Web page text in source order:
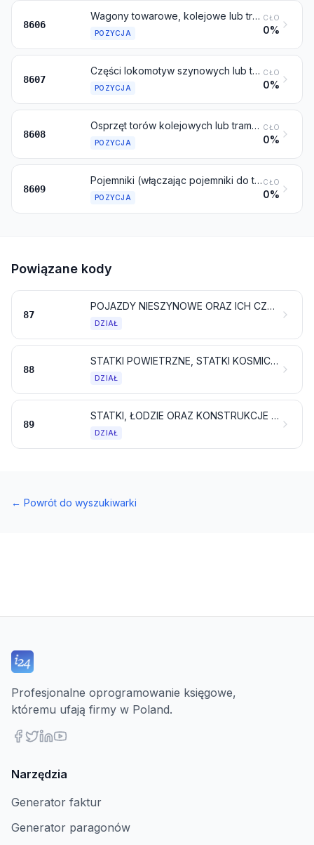
8606
Wagony towarowe, kolejowe lub tramwajowe, bez własnego napędu
POZYCJA
CŁO
0%
8607
Części lokomotyw szynowych lub taboru kolejowego
POZYCJA
CŁO
0%
8608
Osprzęt torów kolejowych lub tramwajowych; mechaniczne (oraz elektromechaniczne) urządzenia sygnalizacyjne, bezpieczeństwa i sterowania ruchem szynowym, drogowym, na wodach śródlądowych, miejscach postojowych, w portach lub na lotniskach; ich części
POZYCJA
CŁO
0%
8609
Pojemniki (włączając pojemniki do transportu cieczy) specjalnie skonstruowane i wyposażone do przewozu jednym lub więcej środkami transportu
POZYCJA
CŁO
0%
Powiązane kody
87
POJAZDY NIESZYNOWE ORAZ ICH CZĘŚCI I AKCESORIA
DZIAŁ
88
STATKI POWIETRZNE, STATKI KOSMICZNE I ICH CZĘŚCI
DZIAŁ
89
STATKI, ŁODZIE ORAZ KONSTRUKCJE PŁYWAJĄCE
DZIAŁ
← Powrót do wyszukiwarki
Profesjonalne oprogramowanie księgowe,
któremu ufają firmy w Poland.
Narzędzia
Generator faktur
Generator paragonów